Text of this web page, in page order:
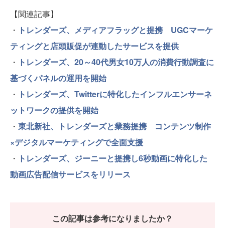
【関連記事】
・ トレンダーズ、メディアフラッグと提携 UGCマーケ
ティングと店頭販促が連動したサービスを提供
・ トレンダーズ、20～40代男女10万人の消費行動調査に
基づくパネルの運用を開始
・ トレンダーズ、Twitterに特化したインフルエンサーネ
ットワークの提供を開始
・ 東北新社、トレンダーズと業務提携 コンテンツ制作
×デジタルマーケティングで全面支援
・ トレンダーズ、ジーニーと提携し6秒動画に特化した
動画広告配信サービスをリリース
この記事は参考になりましたか？